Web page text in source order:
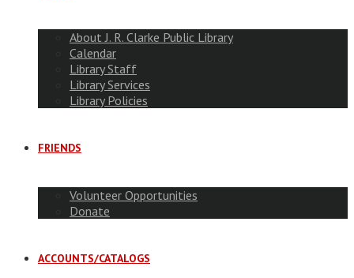
About J. R. Clarke Public Library
Calendar
Library Staff
Library Services
Library Policies
FRIENDS
Volunteer Opportunities
Donate
ACCOUNTS/CATALOGS